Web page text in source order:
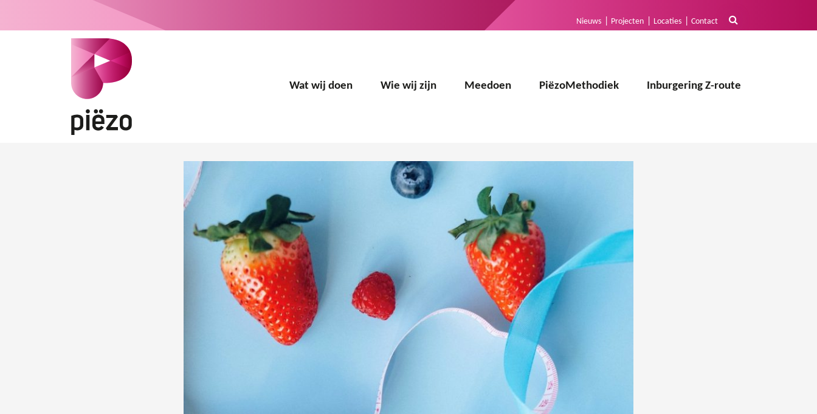
Nieuws Projecten Locaties Contact
Wat wij doen Wie wij zijn Meedoen PiëzoMethodiek Inburgering Z-route